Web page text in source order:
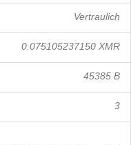
Vertraulich
0.075105237150 XMR
45385 B
3